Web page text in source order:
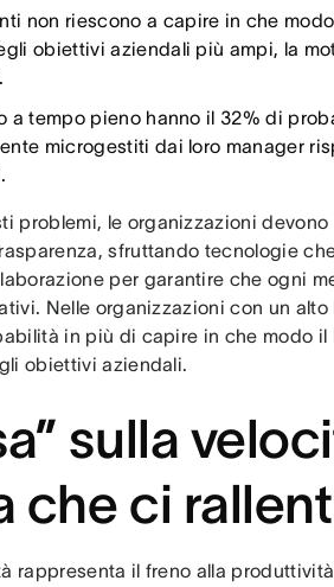
non riescono a capire in che
obiettivi aziendali più ampi, la
a tempo pieno hanno il 32% di
microgestiti dai loro manager
problemi, le organizzazioni
sfruttando tecnologie
per garantire che ogni
Nelle organizzazioni con un
in più di capire in che modo il
obiettivi aziendali.
sulla
che ci
rappresenta il freno alla